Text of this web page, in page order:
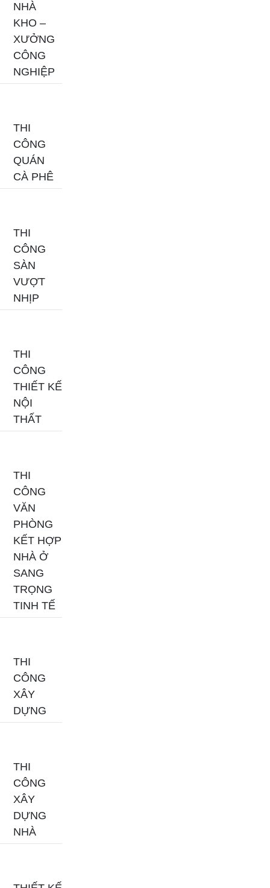
NHÀ
KHO –
XƯỞNG
CÔNG
NGHIỆP
THI
CÔNG
QUÁN
CÀ PHÊ
THI
CÔNG
SÀN
VƯỢT
NHỊP
THI
CÔNG
THIẾT KẾ
NỘI
THẤT
THI
CÔNG
VĂN
PHÒNG
KẾT HỢP
NHÀ Ở
SANG
TRỌNG
TINH TẾ
THI
CÔNG
XÂY
DỰNG
THI
CÔNG
XÂY
DỰNG
NHÀ